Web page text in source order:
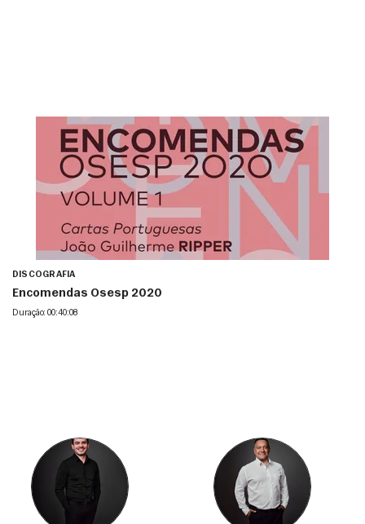
DISCOGRAFIA
Encomendas Osesp 2020
Duração: 00:40:08